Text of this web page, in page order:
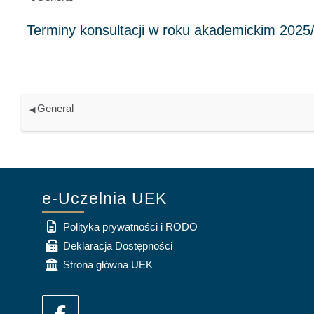
◀︎ General
e-Uczelnia UEK
Polityka prywatności i RODO
Deklaracja Dostępności
Strona główna UEK